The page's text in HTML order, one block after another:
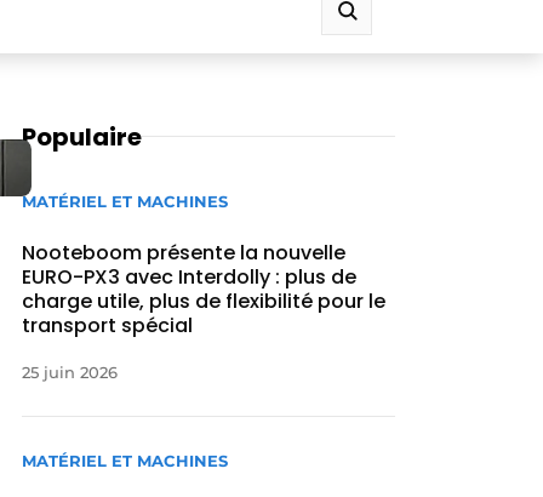
Populaire
MATÉRIEL ET MACHINES
Nooteboom présente la nouvelle
EURO-PX3 avec Interdolly : plus de
charge utile, plus de flexibilité pour le
transport spécial
25 juin 2026
MATÉRIEL ET MACHINES